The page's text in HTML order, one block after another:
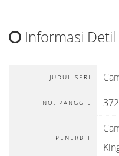
Informasi Detil
JUDUL SERI
NO. PANGGIL
PENERBIT